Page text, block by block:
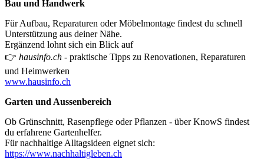
Bau und Handwerk
Für Aufbau, Reparaturen oder Möbelmontage findest du schnell
Unterstützung aus deiner Nähe.
Ergänzend lohnt sich ein Blick auf
👉 hausinfo.ch - praktische Tipps zu Renovationen, Reparaturen
und Heimwerken
www.hausinfo.ch
Garten und Aussenbereich
Ob Grünschnitt, Rasenpflege oder Pflanzen - über KnowS findest
du erfahrene Gartenhelfer.
Für nachhaltige Alltagsideen eignet sich:
https://www.nachhaltigleben.ch